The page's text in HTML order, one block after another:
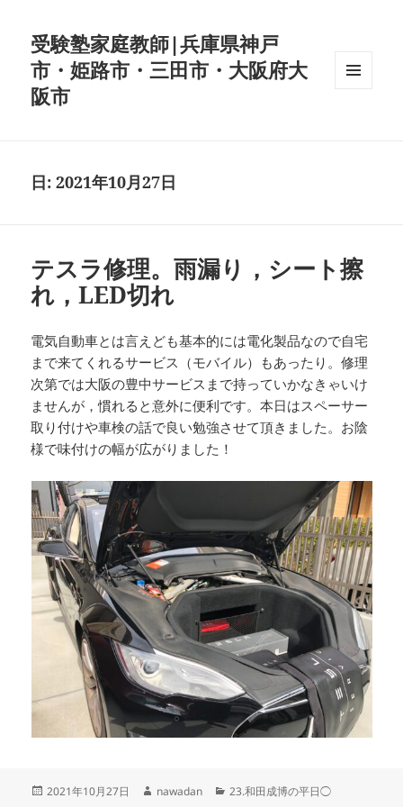
受験塾家庭教師|兵庫県神戸
市・姫路市・三田市・大阪府大
阪市
日:2021年10月27日
テスラ修理。雨漏り，シート擦
れ，LED切れ
電気自動車とは言えども基本的には電化製品なので自宅
まで来てくれるサービス（モバイル）もあったり。修理
次第では大阪の豊中サービスまで持っていかなきゃいけ
ませんが，慣れると意外に便利です。本日はスペーサー
取り付けや車検の話で良い勉強させて頂きました。お陰
様で味付けの幅が広がりました！
投
2021年10月27日
作
nawadan
カ
23.和田成博の平日◯